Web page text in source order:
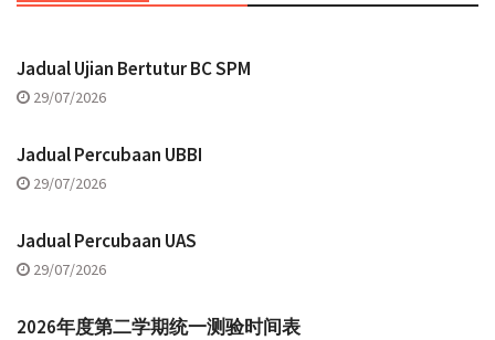
Jadual Ujian Bertutur BC SPM
29/07/2026
Jadual Percubaan UBBI
29/07/2026
Jadual Percubaan UAS
29/07/2026
2026年度第二学期统一测验时间表